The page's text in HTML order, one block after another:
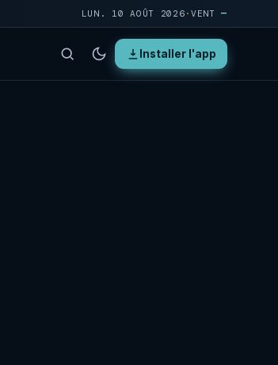
LUN. 10 AOÛT 2026 · VENT—
Installer l'app